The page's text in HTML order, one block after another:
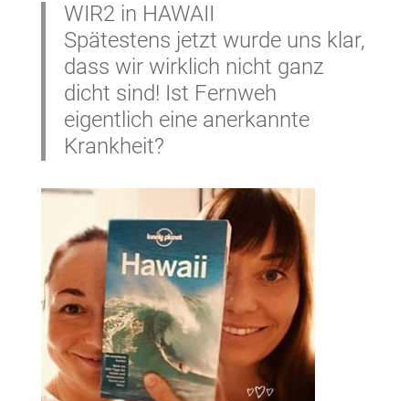
WIR2 in HAWAII
Spätestens jetzt wurde uns klar,
dass wir wirklich nicht ganz
dicht sind! Ist Fernweh
eigentlich eine anerkannte
Krankheit?